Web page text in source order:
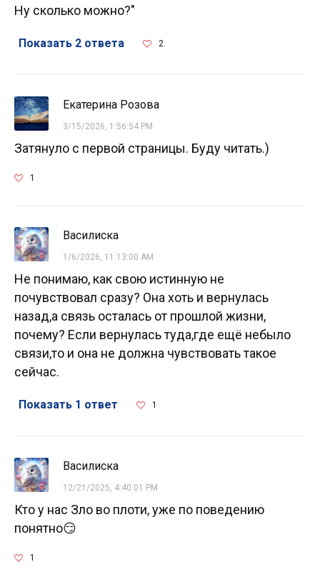
Ну сколько можно?"
Показать 2 ответа 2
Екатерина Розова
3/15/2026, 1:56:54 PM
Затянуло с первой страницы. Буду читать.)
1
Василиска
1/6/2026, 11:13:00 AM
Не понимаю, как свою истинную не
почувствовал сразу? Она хоть и вернулась
назад,а связь осталась от прошлой жизни,
почему? Если вернулась туда,где ещё небыло
связи,то и она не должна чувствовать такое
сейчас.
Показать 1 ответ 1
Василиска
12/21/2025, 4:40:01 PM
Кто у нас Зло во плоти, уже по поведению
понятно😏
1